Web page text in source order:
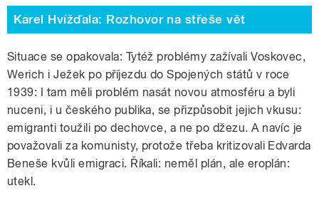
Karel Hvížďala: Rozhovor na střeše vět
Situace se opakovala: Tytéž problémy zažívali Voskovec,
Werich i Ježek po příjezdu do Spojených států v roce
1939: I tam měli problém nasát novou atmosféru a byli
nuceni, i u českého publika, se přizpůsobit jejich vkusu:
emigranti toužili po dechovce, a ne po džezu. A navíc je
považovali za komunisty, protože třeba kritizovali Edvarda
Beneše kvůli emigraci. Říkali: neměl plán, ale eroplán:
utekl.